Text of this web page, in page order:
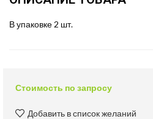
В упаковке 2 шт.
Стоимость по запросу
Добавить в список желаний